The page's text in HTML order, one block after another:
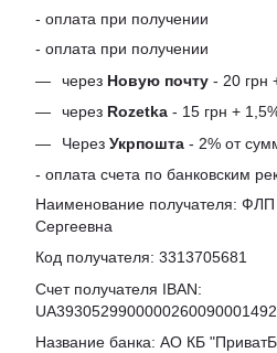
- оплата при получении
- оплата при получении
через Новую почту - 20 грн
через Rozetka - 15 грн +
Через Укрпошта - 2% от
- оплата счета по банковским
Наименование получателя:
Сергеевна
Код получателя: 3313705681
Счет получателя IBAN:
Название банка: АО КБ